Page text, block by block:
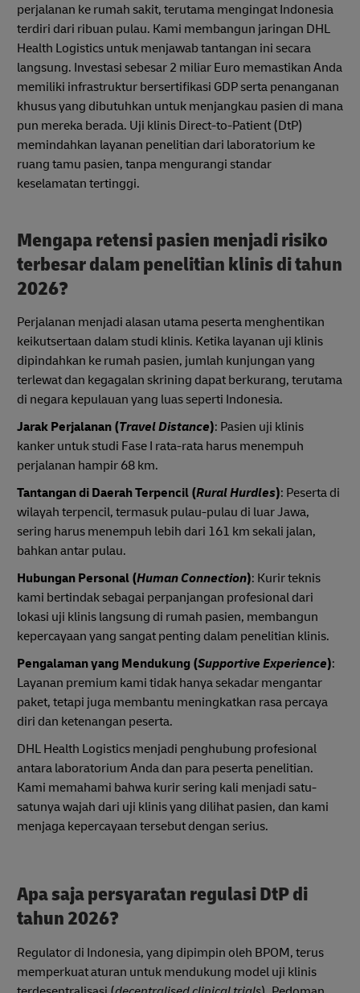
perjalanan ke rumah sakit, terutama mengingat Indonesia
terdiri dari ribuan pulau. Kami membangun jaringan DHL
Health Logistics untuk menjawab tantangan ini secara
langsung. Investasi sebesar 2 miliar Euro memastikan Anda
memiliki infrastruktur bersertifikasi GDP serta penanganan
khusus yang dibutuhkan untuk menjangkau pasien di mana
pun mereka berada. Uji klinis Direct-to-Patient (DtP)
memindahkan layanan penelitian dari laboratorium ke
ruang tamu pasien, tanpa mengurangi standar
keselamatan tertinggi.
Mengapa retensi pasien menjadi risiko
terbesar dalam penelitian klinis di tahun
2026?
Perjalanan menjadi alasan utama peserta menghentikan
keikutsertaan dalam studi klinis. Ketika layanan uji klinis
dipindahkan ke rumah pasien, jumlah kunjungan yang
terlewat dan kegagalan skrining dapat berkurang, terutama
di negara kepulauan yang luas seperti Indonesia.
Jarak Perjalanan (Travel Distance): Pasien uji klinis
kanker untuk studi Fase I rata-rata harus menempuh
perjalanan hampir 68 km.
Tantangan di Daerah Terpencil (Rural Hurdles): Peserta di
wilayah terpencil, termasuk pulau-pulau di luar Jawa,
sering harus menempuh lebih dari 161 km sekali jalan,
bahkan antar pulau.
Hubungan Personal (Human Connection): Kurir teknis
kami bertindak sebagai perpanjangan profesional dari
lokasi uji klinis langsung di rumah pasien, membangun
kepercayaan yang sangat penting dalam penelitian klinis.
Pengalaman yang Mendukung (Supportive Experience):
Layanan premium kami tidak hanya sekadar mengantar
paket, tetapi juga membantu meningkatkan rasa percaya
diri dan ketenangan peserta.
DHL Health Logistics menjadi penghubung profesional
antara laboratorium Anda dan para peserta penelitian.
Kami memahami bahwa kurir sering kali menjadi satu-
satunya wajah dari uji klinis yang dilihat pasien, dan kami
menjaga kepercayaan tersebut dengan serius.
Apa saja persyaratan regulasi DtP di
tahun 2026?
Regulator di Indonesia, yang dipimpin oleh BPOM, terus
memperkuat aturan untuk mendukung model uji klinis